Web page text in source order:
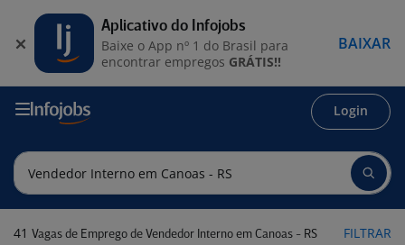
Login
41 Vagas de Emprego de Vendedor Interno em Canoas - RS FILTRAR
Aplicativo do Infojobs
Baixe o App nº 1 do Brasil para
encontrar empregos GRÁTIS!!
BAIXAR